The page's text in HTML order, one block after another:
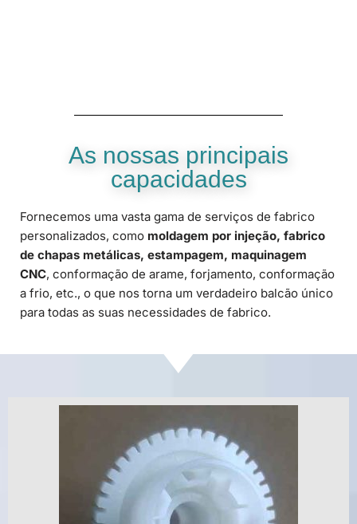
As nossas principais
capacidades
Fornecemos uma vasta gama de serviços de fabrico
personalizados, como moldagem por injeção, fabrico
de chapas metálicas, estampagem, maquinagem
CNC, conformação de arame, forjamento, conformação
a frio, etc., o que nos torna um verdadeiro balcão único
para todas as suas necessidades de fabrico.